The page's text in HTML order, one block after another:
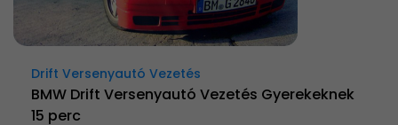
Drift Versenyautó Vezetés
BMW Drift Versenyautó Vezetés Gyerekeknek
15 perc